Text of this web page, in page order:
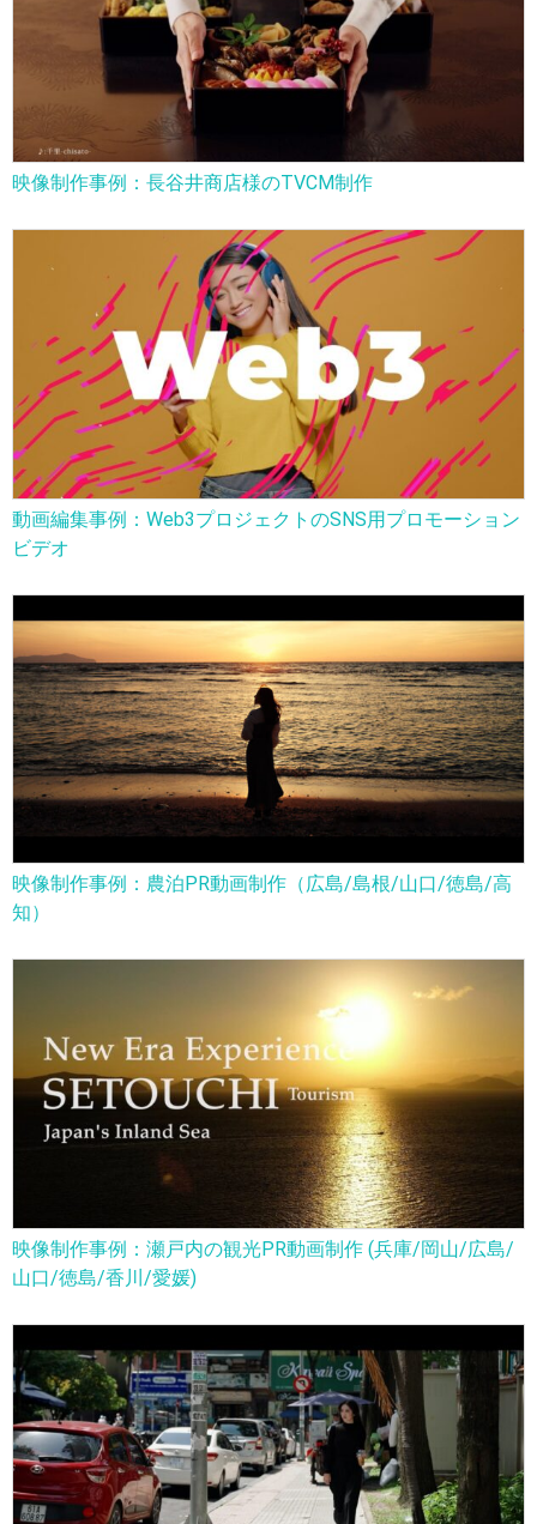
映像制作事例：長谷井商店様のTVCM制作
動画編集事例：Web3プロジェクトのSNS用プロモーション
ビデオ
映像制作事例：農泊PR動画制作（広島/島根/山口/徳島/高
知）
映像制作事例：瀬戸内の観光PR動画制作 (兵庫/岡山/広島/
山口/徳島/香川/愛媛)